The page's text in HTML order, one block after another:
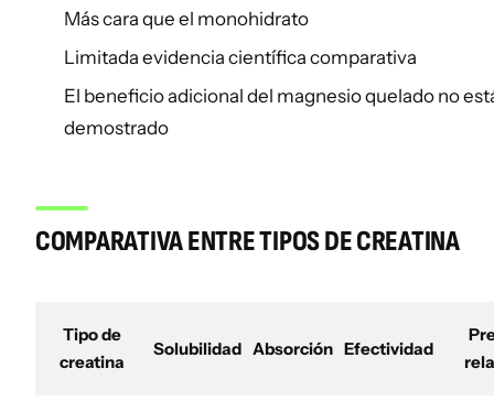
Más cara que el monohidrato
Limitada evidencia científica comparativa
El beneficio adicional del magnesio quelado no
demostrado
COMPARATIVA ENTRE TIPOS DE CREATINA
Tipo de
creatina
Solubilidad Absorción Efectividad